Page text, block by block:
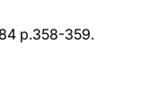
p.358-359.